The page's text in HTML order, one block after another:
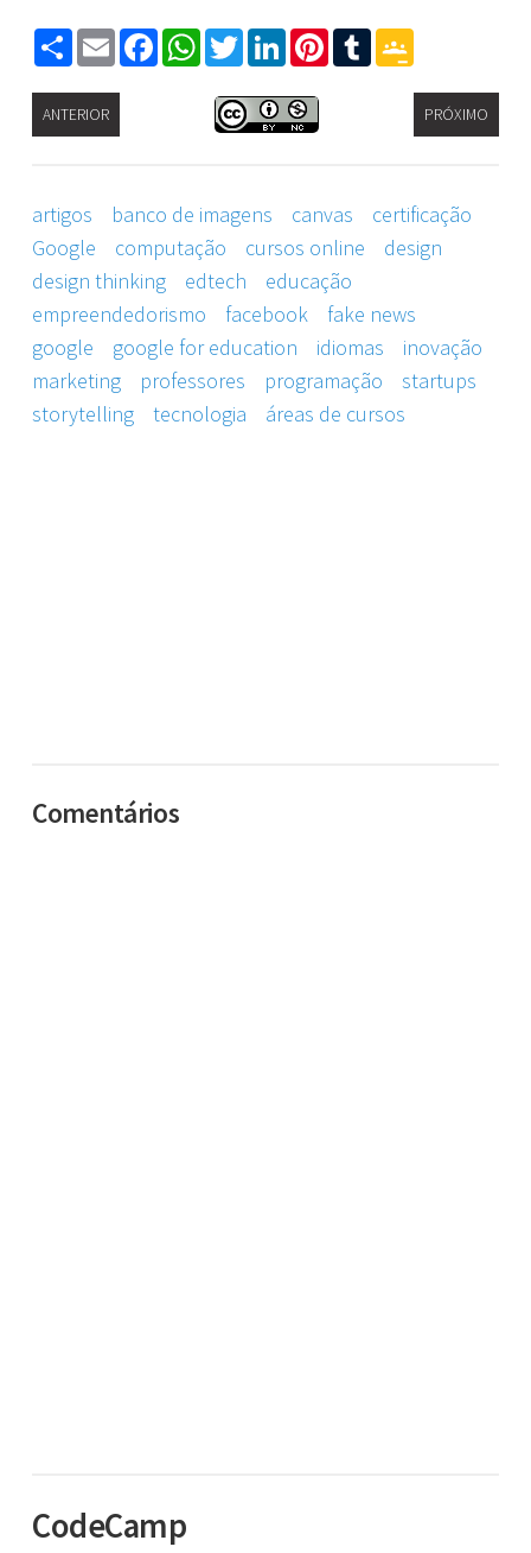
ShareEmailFacebookWhatsApp
TwitterLinkedInPinterest
Tumblr
ANTERIOR PRÓXIMO
artigos banco de imagens canvas
certificação
Google
computação cursos online
design
design thinking
edtech
educação
empreendedorismo
facebook
fake news
google
google for education idiomas
inovação
marketing
professores programação
startups
storytelling
tecnologia áreas de cursos
Comentários
CodeCamp